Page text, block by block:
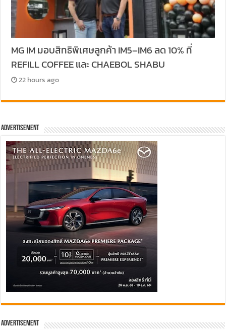
MG IM มอบสิทธิพิเศษลูกค้า IM5–IM6 ลด 10% ที่
REFILL COFFEE และ CHAEBOL SHABU
22 hours ago
Advertisement
Advertisement